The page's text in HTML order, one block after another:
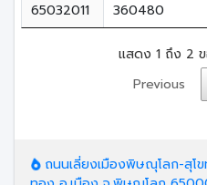
65032011
360480
แสดง 1 ถึง 2
Previous
ถนนเลี่ยงเมืองพิษณุโลก-สุโ